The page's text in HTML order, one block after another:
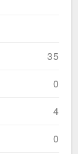
35
0
4
0